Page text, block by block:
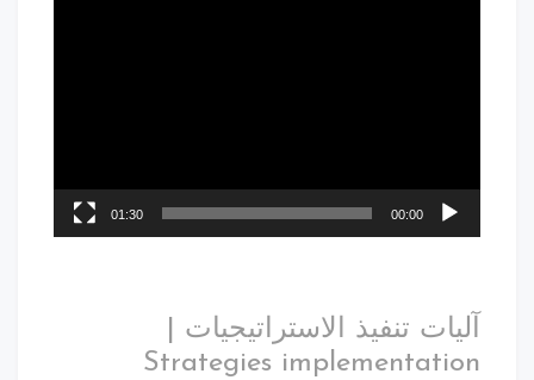
00:00
01:30
آليات تنفيذ الاستراتيجيات |
Strategies implementation